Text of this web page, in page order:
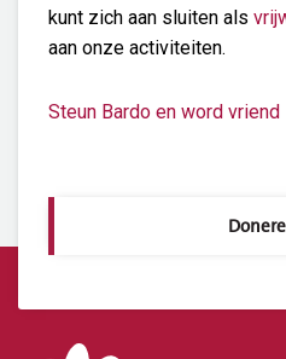
kunt zich aan sluiten als
aan onze activiteiten.
Steun Bardo en word vriend